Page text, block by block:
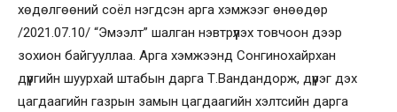
хөдөлгөөний соёл нэгдсэн арга хэмжээг өнөөдөр
/2021.07.10/ “Эмээлт” шалган нэвтрүүлэх товчоон дээр
зохион байгууллаа. Арга хэмжээнд Сонгинохайрхан
дүүргийн шуурхай штабын дарга Т.Вандандорж, дүүрэг дэх
цагдаагийн газрын замын цагдаагийн хэлтсийн дарга